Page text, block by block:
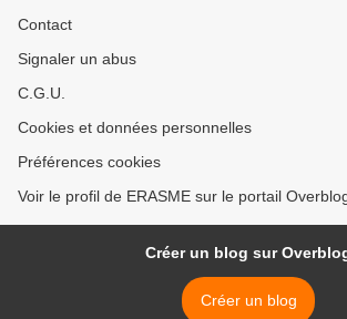
Contact
Signaler un abus
C.G.U.
Cookies et données personnelles
Préférences cookies
Voir le profil de ERASME sur le portail
Créer un blog sur
Créer un blog